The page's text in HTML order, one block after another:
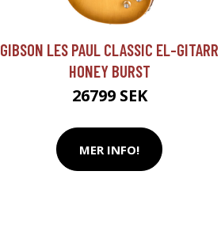
GIBSON LES PAUL CLASSIC EL-GITARR
HONEY BURST
26799 SEK
MER INFO!